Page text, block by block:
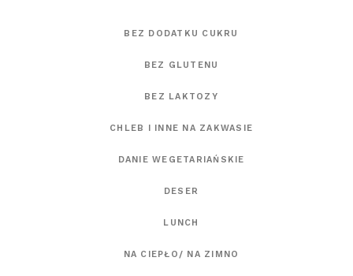
BEZ DODATKU CUKRU
BEZ GLUTENU
BEZ LAKTOZY
CHLEB I INNE NA ZAKWASIE
DANIE WEGETARIAŃSKIE
DESER
LUNCH
NA CIEPŁO/ NA ZIMNO